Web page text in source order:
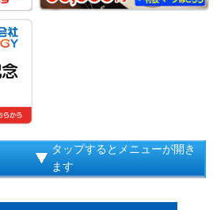
タップするとメニューが開き
ます